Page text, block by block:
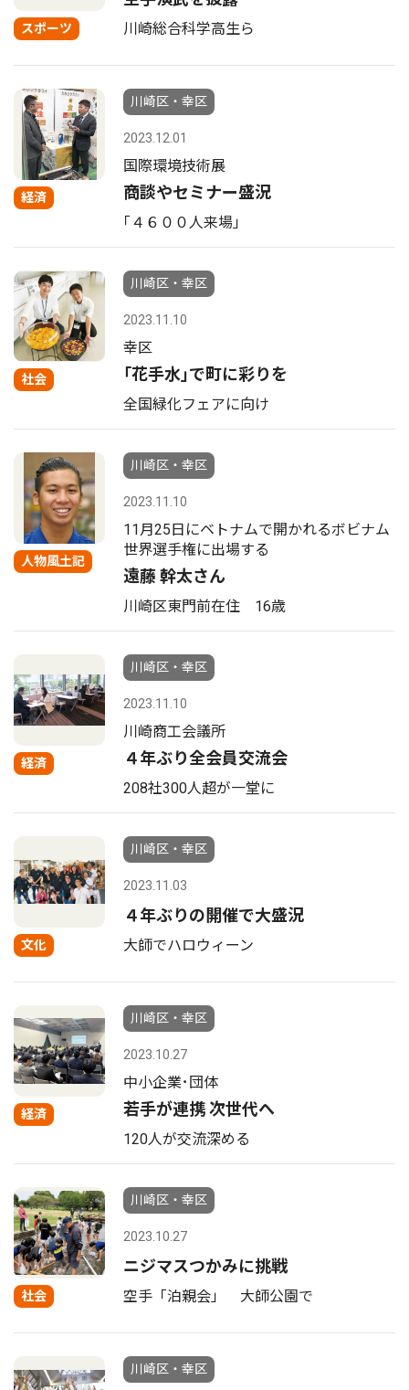
スポーツ 川崎総合科学高生ら
経済
川崎区・幸区
2023.12.01
国際環境技術展
商談やセミナー盛況
｢４６００人来場｣
社会
川崎区・幸区
2023.11.10
幸区
｢花手水｣で町に彩りを
全国緑化フェアに向け
人物風土記
川崎区・幸区
2023.11.10
11月25日にベトナムで開かれるボビナム
世界選手権に出場する
遠藤 幹太さん
川崎区東門前在住 16歳
経済
川崎区・幸区
2023.11.10
川崎商工会議所
４年ぶり全会員交流会
208社300人超が一堂に
文化
川崎区・幸区
2023.11.03
４年ぶりの開催で大盛況
大師でハロウィーン
経済
川崎区・幸区
2023.10.27
中小企業･団体
若手が連携 次世代へ
120人が交流深める
社会
川崎区・幸区
2023.10.27
ニジマスつかみに挑戦
空手「泊親会」 大師公園で
川崎区・幸区